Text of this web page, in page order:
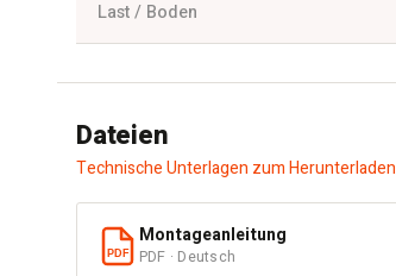
Last / Boden
Dateien
Technische Unterlagen zum Herunterladen
PDF
Montageanleitung
PDF · Deutsch